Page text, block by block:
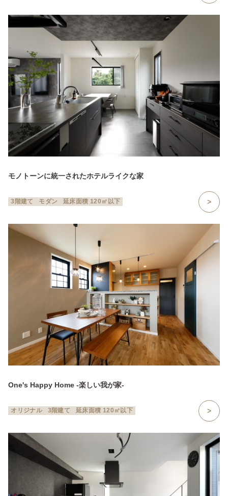
モノトーンに統一されたホテルライクな家
3階建て モダン 延床面積 120㎡以下
One's Happy Home -楽しい我が家-
オリジナル 3階建て 延床面積 120㎡以下